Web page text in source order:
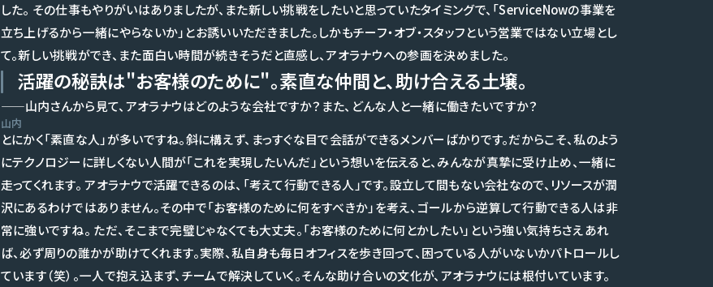
した。 その仕事もやりがいはありましたが、また新しい挑戦をしたいと思っていたタイミングで、「ServiceNowの事業を
立ち上げるから一緒にやらないか」とお誘いいただきました。しかもチーフ・オブ・スタッフという営業ではない立場とし
て。新しい挑戦ができ、また面白い時間が続きそうだと直感し、アオラナウへの参画を決めました。
活躍の秘訣は"お客様のために"。素直な仲間と、助け合える土壌。
——山内さんから見て、アオラナウはどのような会社ですか？また、どんな人と一緒に働きたいですか？
山内
とにかく「素直な人」が多いですね。斜に構えず、まっすぐな目で会話ができるメンバーばかりです。だからこそ、私のよう
にテクノロジーに詳しくない人間が「これを実現したいんだ」という想いを伝えると、みんなが真摯に受け止め、一緒に
走ってくれます。 アオラナウで活躍できるのは、「考えて行動できる人」です。設立して間もない会社なので、リソースが潤
沢にあるわけではありません。その中で「お客様のために何をすべきか」を考え、ゴールから逆算して行動できる人は非
常に強いですね。 ただ、そこまで完璧じゃなくても大丈夫。「お客様のために何とかしたい」という強い気持ちさえあれ
ば、必ず周りの誰かが助けてくれます。実際、私自身も毎日オフィスを歩き回って、困っている人がいないかパトロールし
ています（笑）。一人で抱え込まず、チームで解決していく。そんな助け合いの文化が、アオラナウには根付いています。